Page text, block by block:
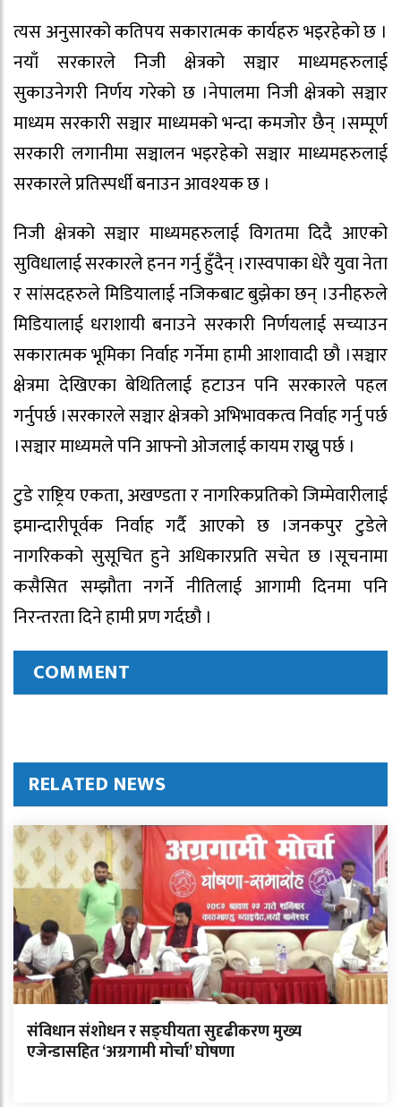
त्यस अनुसारको कतिपय सकारात्मक कार्यहरु भइरहेको छ ।
नयाँ सरकारले निजी क्षेत्रको सञ्चार माध्यमहरुलाई
सुकाउनेगरी निर्णय गरेको छ ।नेपालमा निजी क्षेत्रको सञ्चार
माध्यम सरकारी सञ्चार माध्यमको भन्दा कमजोर छैन् ।सम्पूर्ण
सरकारी लगानीमा सञ्चालन भइरहेको सञ्चार माध्यमहरुलाई
सरकारले प्रतिस्पर्धी बनाउन आवश्यक छ ।
निजी क्षेत्रको सञ्चार माध्यमहरुलाई विगतमा दिदै आएको
सुविधालाई सरकारले हनन गर्नु हुँदैन् ।रास्वपाका धेरै युवा नेता
र सांसदहरुले मिडियालाई नजिकबाट बुझेका छन् ।उनीहरुले
मिडियालाई धराशायी बनाउने सरकारी निर्णयलाई सच्याउन
सकारात्मक भूमिका निर्वाह गर्नेमा हामी आशावादी छौ ।सञ्चार
क्षेत्रमा देखिएका बेथितिलाई हटाउन पनि सरकारले पहल
गर्नुपर्छ ।सरकारले सञ्चार क्षेत्रको अभिभावकत्व निर्वाह गर्नु पर्छ
।सञ्चार माध्यमले पनि आफ्नो ओजलाई कायम राख्नु पर्छ ।
टुडे राष्ट्रिय एकता, अखण्डता र नागरिकप्रतिको जिम्मेवारीलाई
इमान्दारीपूर्वक निर्वाह गर्दै आएको छ ।जनकपुर टुडेले
नागरिकको सुसूचित हुने अधिकारप्रति सचेत छ ।सूचनामा
कसैसित सम्झौता नगर्ने नीतिलाई आगामी दिनमा पनि
निरन्तरता दिने हामी प्रण गर्दछौ ।
COMMENT
RELATED NEWS
संविधान संशोधन र सङ्घीयता सुदृढीकरण मुख्य
एजेन्डासहित ‘अग्रगामी मोर्चा’ घोषणा